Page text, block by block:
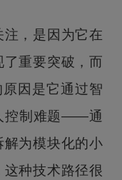
注，是因为它在
重要突破，而
因是它通过智
控制难题——通
为模块化的小
种技术路径很